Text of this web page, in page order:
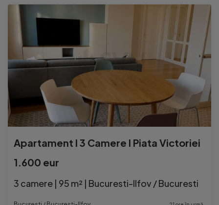
Apartament l 3 Camere l Piata Victoriei
1.600 eur
3 camere | 95 m² | Bucuresti-Ilfov / Bucuresti